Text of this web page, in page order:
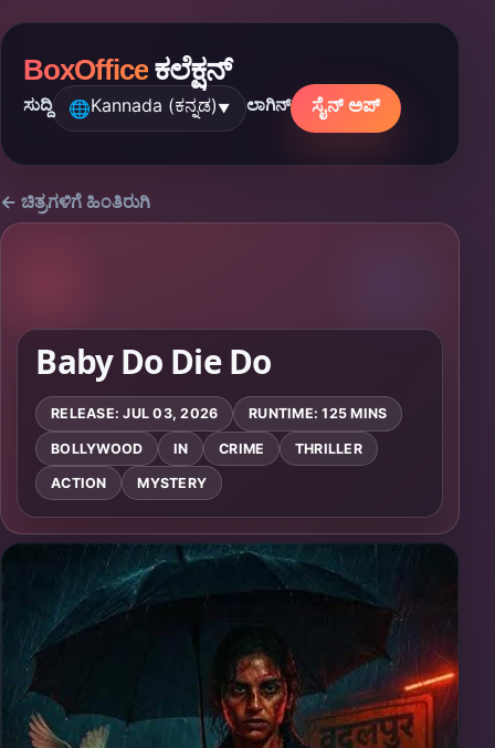
BoxOfficeಕಲೆಕ್ಷನ್
ಸುದ್ದಿ 🌐Kannada (ಕನ್ನಡ)▼ ಲಾಗಿನ್ ಸೈನ್ ಅಪ್
← ಚಿತ್ರಗಳಿಗೆ ಹಿಂತಿರುಗಿ
Baby Do Die Do
RELEASE: JUL 03, 2026 RUNTIME: 125 MINS
BOLLYWOOD IN CRIME THRILLER
ACTION MYSTERY